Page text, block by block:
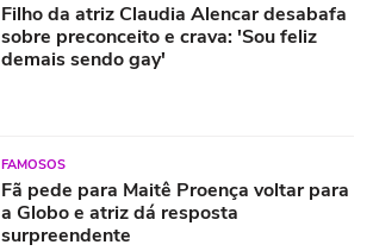
Filho da atriz Claudia Alencar desabafa
sobre preconceito e crava: 'Sou feliz
demais sendo gay'
FAMOSOS
Fã pede para Maitê Proença voltar para
a Globo e atriz dá resposta
surpreendente